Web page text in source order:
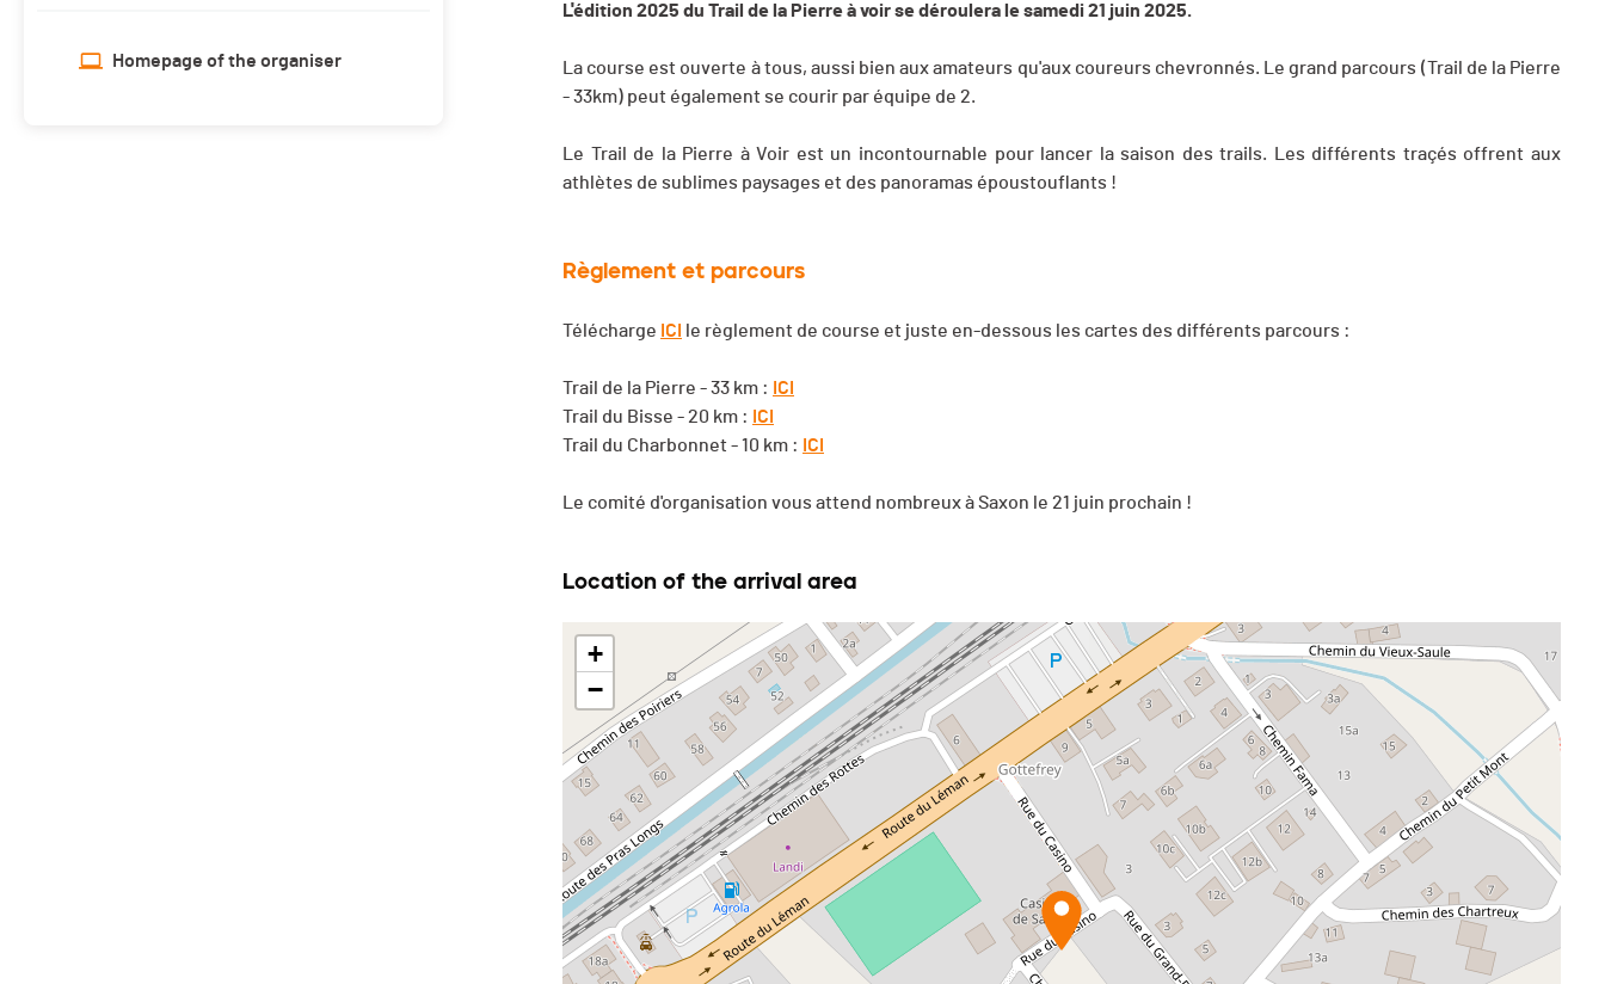
Homepage of the organiser
L'édition 2025 du Trail de la Pierre à voir se déroulera le samedi 21 juin 2025.
La course est ouverte à tous, aussi bien aux amateurs qu'aux coureurs chevronnés. Le grand parcours (Trail de la Pierre
- 33km) peut également se courir par équipe de 2.
Le Trail de la Pierre à Voir est un incontournable pour lancer la saison des trails. Les différents traçés offrent aux
athlètes de sublimes paysages et des panoramas époustouflants !
Règlement et parcours
Télécharge ICI le règlement de course et juste en-dessous les cartes des différents parcours :
Trail de la Pierre - 33 km : ICI
Trail du Bisse - 20 km : ICI
Trail du Charbonnet - 10 km : ICI
Le comité d'organisation vous attend nombreux à Saxon le 21 juin prochain !
Location of the arrival area
+
−